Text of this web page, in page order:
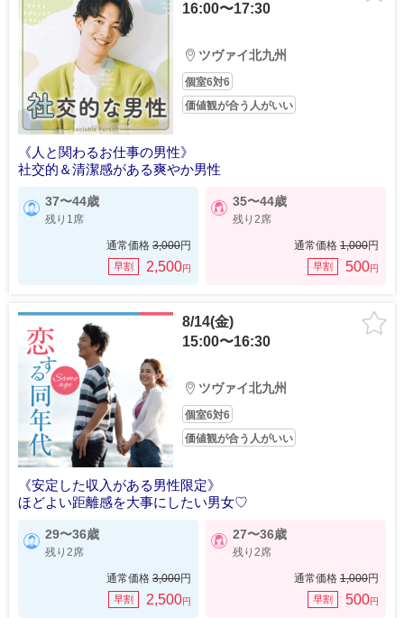
16:00〜17:30
ツヴァイ北九州
個室6対6
価値観が合う人がいい
《人と関わるお仕事の男性》
社交的＆清潔感がある爽やか男性
37〜44歳
残り1席
通常価格 3,000円
早割 2,500円
35〜44歳
残り2席
通常価格 1,000円
早割 500円
8/14(金)
15:00〜16:30
ツヴァイ北九州
個室6対6
価値観が合う人がいい
《安定した収入がある男性限定》
ほどよい距離感を大事にしたい男女♡
29〜36歳
残り2席
通常価格 3,000円
早割 2,500円
27〜36歳
残り2席
通常価格 1,000円
早割 500円